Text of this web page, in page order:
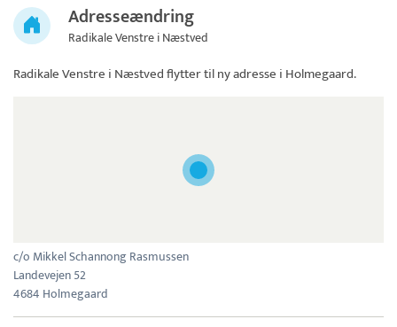
Adresseændring
Radikale Venstre i Næstved
Radikale Venstre i Næstvedflytter til ny adresse i Holmegaard.
c/o Mikkel Schannong Rasmussen
Landevejen 52
4684 Holmegaard